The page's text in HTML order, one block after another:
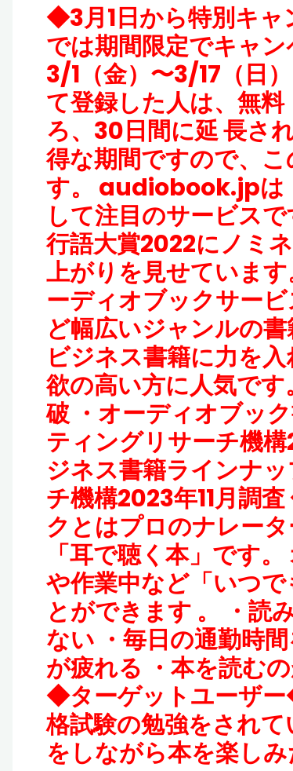
◆3月1日から特別キ
では期間限定でキャン
3/1（金）〜3/17（日
て登録した人は、無
ろ、30日間に延 長さ
得な期間ですので、
す。 audiobook.jpは
して注目のサービス
行語大賞2022にノミ
上がりを見せていま
ーディオブックサー
ど幅広いジャンルの
ビジネス書籍に力を
欲の高い方に人気で
破 ・オーディオブッ
ティングリサーチ機
ジネス書籍ラインナ
チ機構2023年11月調
クとはプロのナレー
「耳で聴く本」です
や作業中など「いつ
とができます 。 ・読
ない ・毎日の通勤時
が疲れる ・本を読む
◆ターゲットユーザー
格試験の勉強をされ
をしながら本を楽し